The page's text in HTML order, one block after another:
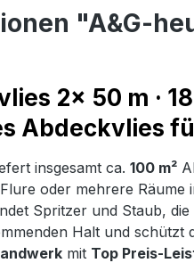
"A&G-
2× 50 m ·
Abdeckvlies
insgesamt ca. 100 m²
oder mehrere Räume
Spritzer und Staub, die
Halt und schützt
mit Top Preis-